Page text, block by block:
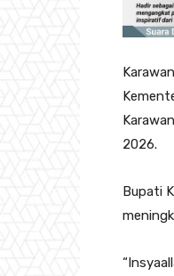
2026.
‎‎Bupati